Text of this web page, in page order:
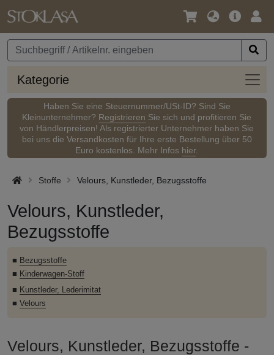
Sprache
Währung
Kategorie
Haben Sie eine Steuernummer/USt-ID? Sind Sie
Kleinunternehmer? Registrieren Sie sich und profitieren Sie
von Händlerpreisen! Als registrierter Unternehmer haben Sie
bei uns die Versandkosten für Ihre erste Bestellung über 50
Euro kostenlos. Mehr Infos hier.
Stoffe Velours, Kunstleder, Bezugsstoffe
Velours, Kunstleder,
Bezugsstoffe
■ Bezugsstoffe
■ Kinderwagen-Stoff
■ Kunstleder, Lederimitat
■ Velours
Velours, Kunstleder, Bezugsstoffe -